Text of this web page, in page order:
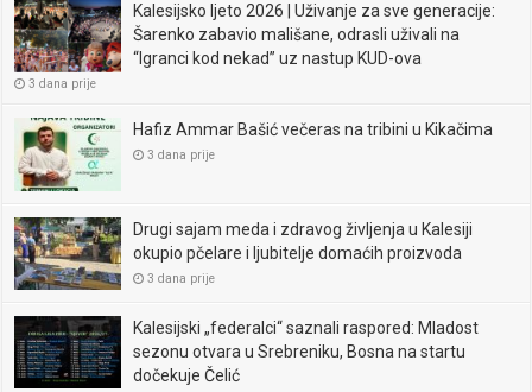
Kalesijsko ljeto 2026 | Uživanje za sve generacije:
Šarenko zabavio mališane, odrasli uživali na
“Igranci kod nekad” uz nastup KUD-ova
3 dana prije
Hafiz Ammar Bašić večeras na tribini u Kikačima
3 dana prije
Drugi sajam meda i zdravog življenja u Kalesiji
okupio pčelare i ljubitelje domaćih proizvoda
3 dana prije
Kalesijski „federalci“ saznali raspored: Mladost
sezonu otvara u Srebreniku, Bosna na startu
dočekuje Čelić